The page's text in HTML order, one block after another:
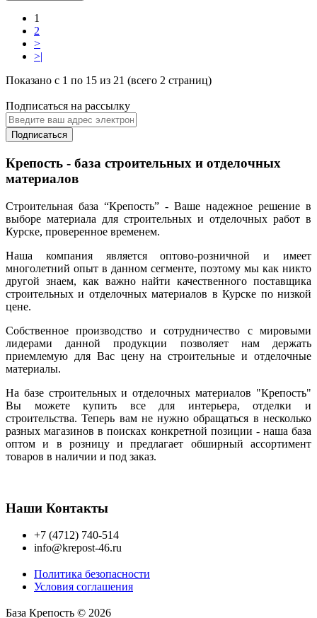
1
2
>
>|
Показано с 1 по 15 из 21 (всего 2 страниц)
Подписаться на рассылку
Подписаться
Крепость - база строительных и отделочных
материалов
Строительная база “Крепость” - Ваше надежное решение в
выборе материала для строительных и отделочных работ в
Курске, проверенное временем.
Наша компания является оптово-розничной и имеет
многолетний опыт в данном сегменте, поэтому мы как никто
другой знаем, как важно найти качественного поставщика
строительных и отделочных материалов в Курске по низкой
цене.
Собственное производство и сотрудничество с мировыми
лидерами данной продукции позволяет нам держать
приемлемую для Вас цену на строительные и отделочные
материалы.
На базе строительных и отделочных материалов "Крепость"
Вы можете купить все для интерьера, отделки и
строительства. Теперь вам не нужно обращаться в несколько
разных магазинов в поисках конкретной позиции - наша база
оптом и в розницу и предлагает обширный ассортимент
товаров в наличии и под заказ.
Наши Контакты
+7 (4712) 740-514
info@krepost-46.ru
Политика безопасности
Условия соглашения
База Крепость © 2026